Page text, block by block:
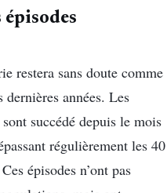
épisodes
restera sans doute comme
dernières années. Les
succédé depuis le mois
régulièrement les 40
épisodes n’ont pas